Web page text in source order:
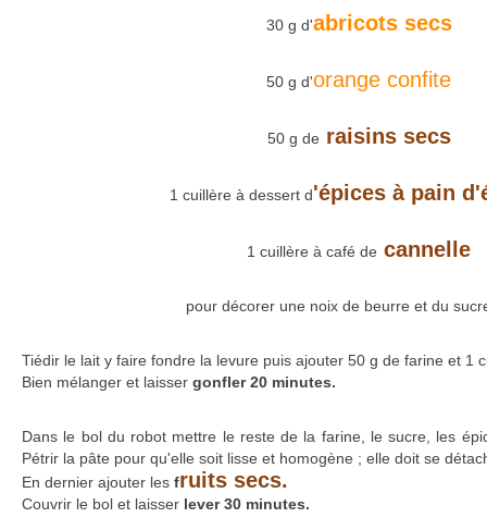
30 g d'abricots secs
50 g d'orange confite
50 g de raisins secs
1 cuillère à dessert d'épices à pain
1 cuillère à café de cannelle
pour décorer une noix de beurre et du
Tiédir le lait y faire fondre la levure puis ajouter 50 g de farine et 1
Bien mélanger et laisser gonfler 20 minutes.
Dans le bol du robot mettre le reste de la farine, le sucre, les
Pétrir la pâte pour qu'elle soit lisse et homogène ; elle doit se
En dernier ajouter les fruits secs.
Couvrir le bol et laisser lever 30 minutes.